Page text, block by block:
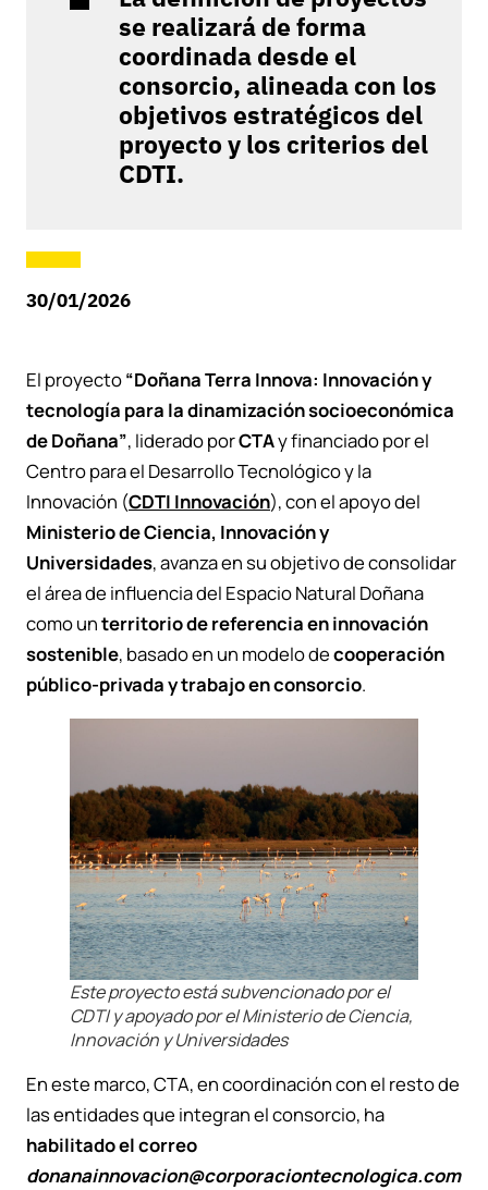
se realizará de forma
coordinada desde el
consorcio, alineada con los
objetivos estratégicos del
proyecto y los criterios del
CDTI.
30/01/2026
El proyecto“Doñana Terra Innova: Innovación y
tecnología para la dinamización socioeconómica
de Doñana”, liderado porCTAy financiado por el
Centro para el Desarrollo Tecnológico y la
Innovación (CDTI Innovación), con el apoyo del
Ministerio de Ciencia, Innovación y
Universidades, avanza en su objetivo de consolidar
el área de influencia del Espacio Natural Doñana
como unterritorio de referencia en innovación
sostenible, basado en un modelo decooperación
público-privada y trabajo en consorcio.
Este proyecto está subvencionado por el
CDTI y apoyado por el Ministerio de Ciencia,
Innovación y Universidades
En este marco, CTA, en coordinación con el resto de
las entidades que integran el consorcio, ha
habilitado el correo
donanainnovacion@corporaciontecnologica.com